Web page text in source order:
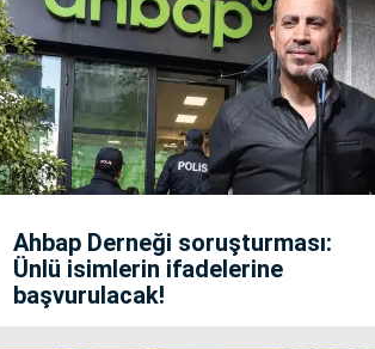
Ahbap Derneği soruşturması:
Ünlü isimlerin ifadelerine
başvurulacak!